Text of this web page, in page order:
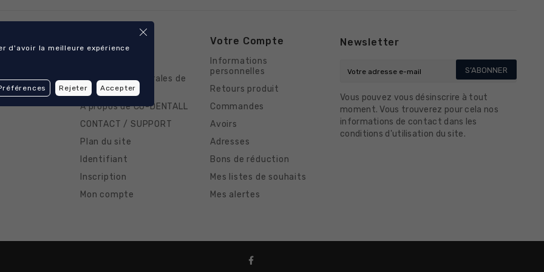
d'avoir la meilleure expérience
Rejeter Accepter
Conditions Générales de
vente
A propos de CO-DENTALL
CONTACT / SUPPORT
Plan du site
Identifiant
Inscription
Mon compte
Votre Compte
Informations
personnelles
Retours produit
Commandes
Avoirs
Adresses
Bons de réduction
Mes listes de souhaits
Mes alertes
Newsletter
S’ABONNER
Vous pouvez vous désinscrire à tout
moment. Vous trouverez pour cela nos
informations de contact dans les
conditions d'utilisation du site.